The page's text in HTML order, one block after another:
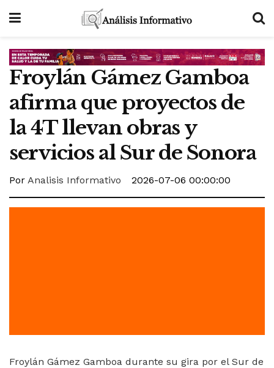
Froylán Gámez Gamboa
afirma que proyectos de
la 4T llevan obras y
servicios al Sur de Sonora
Por Analisis Informativo 2026-07-06 00:00:00
Froylán Gámez Gamboa durante su gira por el Sur de